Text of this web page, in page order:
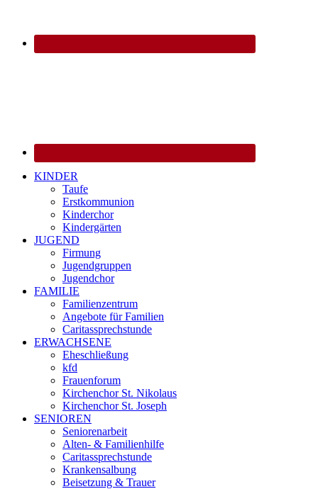
KINDER
Taufe
Erstkommunion
Kinderchor
Kindergärten
JUGEND
Firmung
Jugendgruppen
Jugendchor
FAMILIE
Familienzentrum
Angebote für Familien
Caritassprechstunde
ERWACHSENE
Eheschließung
kfd
Frauenforum
Kirchenchor St. Nikolaus
Kirchenchor St. Joseph
SENIOREN
Seniorenarbeit
Alten- & Familienhilfe
Caritassprechstunde
Krankensalbung
Beisetzung & Trauer